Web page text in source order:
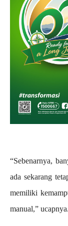
“Sebenarnya,
ada sekarang
memiliki
manual,” ucapnya.